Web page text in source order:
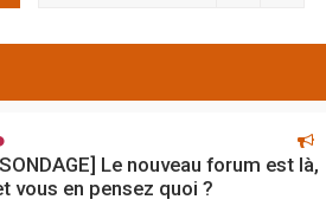
Le nouveau forum est là,
vous en pensez quoi ?